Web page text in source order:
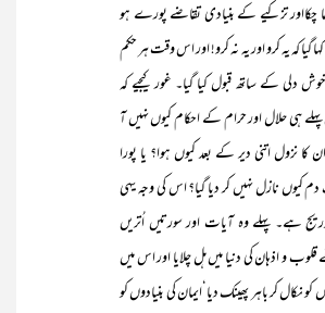
چکااور تزکیے کے بنیادی تقاضے پورے ہو
گیا کہ یہ کرو اور یہ نہ کرو! اور اس وقت ہر حکم
دلی کے ساتھ قبول کیا گیا۔ غور کیجیے کہ
ہی حلال اور حرام کے احکام کیوں نہیں آ
کا نزول اتنی دیر کے بعد کیوں ہوا؟ یا پورا
کیوں نازل نہیں کر دیا گیا؟ اس کی وجہ یہی
ہے۔ پہلے وہ آیات اور سورتیں اُتریں
و اذہان کی دنیا میں ہل چلایا اور اس میں
کو نکال کر باہر پھینک دیا‘ایمان کی بنیادوں کو